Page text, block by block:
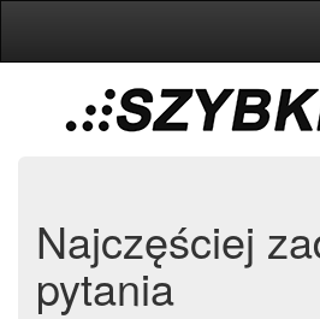
Najczęściej
pytania